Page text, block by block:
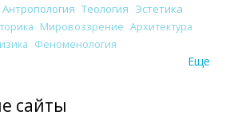
Антропология Теология Эстетика
Мировоззрение Архитектура
Феноменология
Еще
сайты